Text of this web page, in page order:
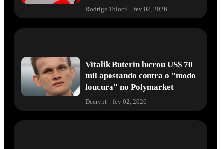
Rodrigo Tolotti fev 02, 2026
Vitalik Buterin lucrou US$ 70
mil apostando contra o "modo
loucura" no Polymarket
Decrypt . fev 02, 2026